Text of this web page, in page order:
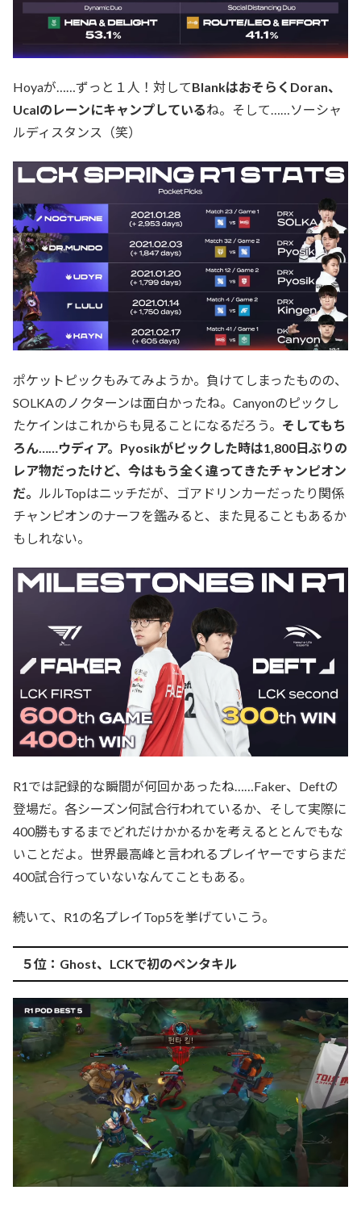
Hoyaが……ずっと１人！対してBlankはおそらくDoran、
Ucalのレーンにキャンプしているね。そして……ソーシャ
ルディスタンス（笑）
ポケットピックもみてみようか。負けてしまったものの、
SOLKAのノクターンは面白かったね。Canyonのピックし
たケインはこれからも見ることになるだろう。 そしてもち
ろん……ウディア。Pyosikがピックした時は1,800日ぶりの
レア物だったけど、今はもう全く違ってきたチャンピオン
だ。
ルルTopはニッチだが、ゴアドリンカーだったり関係
チャンピオンのナーフを鑑みると、また見ることもあるか
もしれない。
R1では記録的な瞬間が何回かあったね……Faker、Deftの
登場だ。各シーズン何試合行われているか、そして実際に
400勝もするまでどれだけかかるかを考えるととんでもな
いことだよ。世界最高峰と言われるプレイヤーですらまだ
400試合行っていないなんてこともある。
続いて、R1の名プレイTop5を挙げていこう。
５位：Ghost、LCKで初のペンタキル